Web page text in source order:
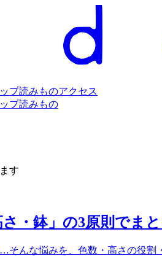
プ読みものアクセス
プ読みもの
す
・鉢」の3原則でま
そんな悩みを、色数・高さの役割